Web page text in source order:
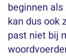
beginnen
kan dus ook
past niet bij